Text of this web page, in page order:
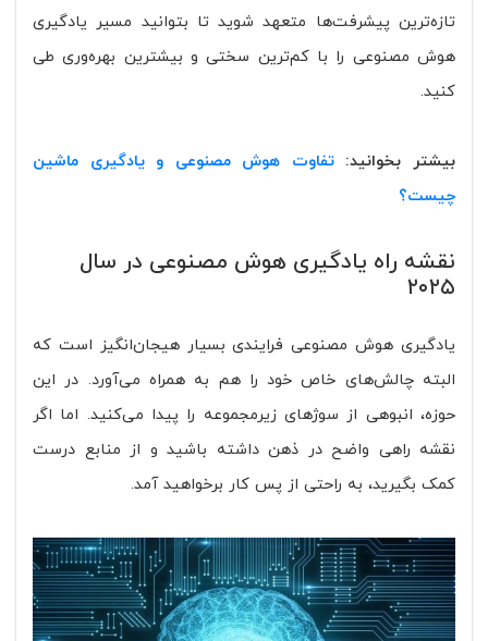
تازه‌ترین پیشرفت‌ها متعهد شوید تا بتوانید مسیر یادگیری
هوش مصنوعی را با کم‌ترین سختی و بیشترین بهره‌وری طی
کنید.
بیشتر بخوانید:تفاوت هوش مصنوعی و یادگیری ماشین
چیست؟
نقشه راه یادگیری هوش مصنوعی در سال
۲۰۲۵
یادگیری هوش مصنوعی فرایندی بسیار هیجان‌انگیز است که
البته چالش‌های خاص خود را هم به همراه می‌آورد. در این
حوزه، انبوهی از سوژهای زیرمجموعه را پیدا می‌کنید. اما اگر
نقشه راهی واضح در ذهن داشته باشید و از منابع درست
کمک بگیرید، به راحتی از پس کار برخواهید آمد.